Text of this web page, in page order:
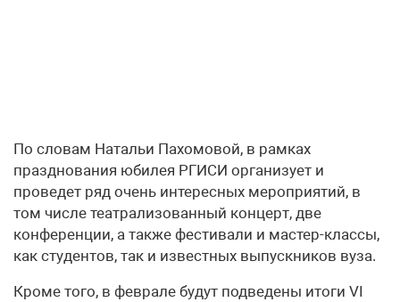
По словам Натальи Пахомовой, в рамках
празднования юбилея РГИСИ организует и
проведет ряд очень интересных мероприятий, в
том числе театрализованный концерт, две
конференции, а также фестивали и мастер-классы,
как студентов, так и известных выпускников вуза.
Кроме того, в феврале будут подведены итоги VI